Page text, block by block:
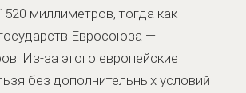
миллиметров, тогда как
Евросоюза —
Из-за этого европейские
без дополнительных условий